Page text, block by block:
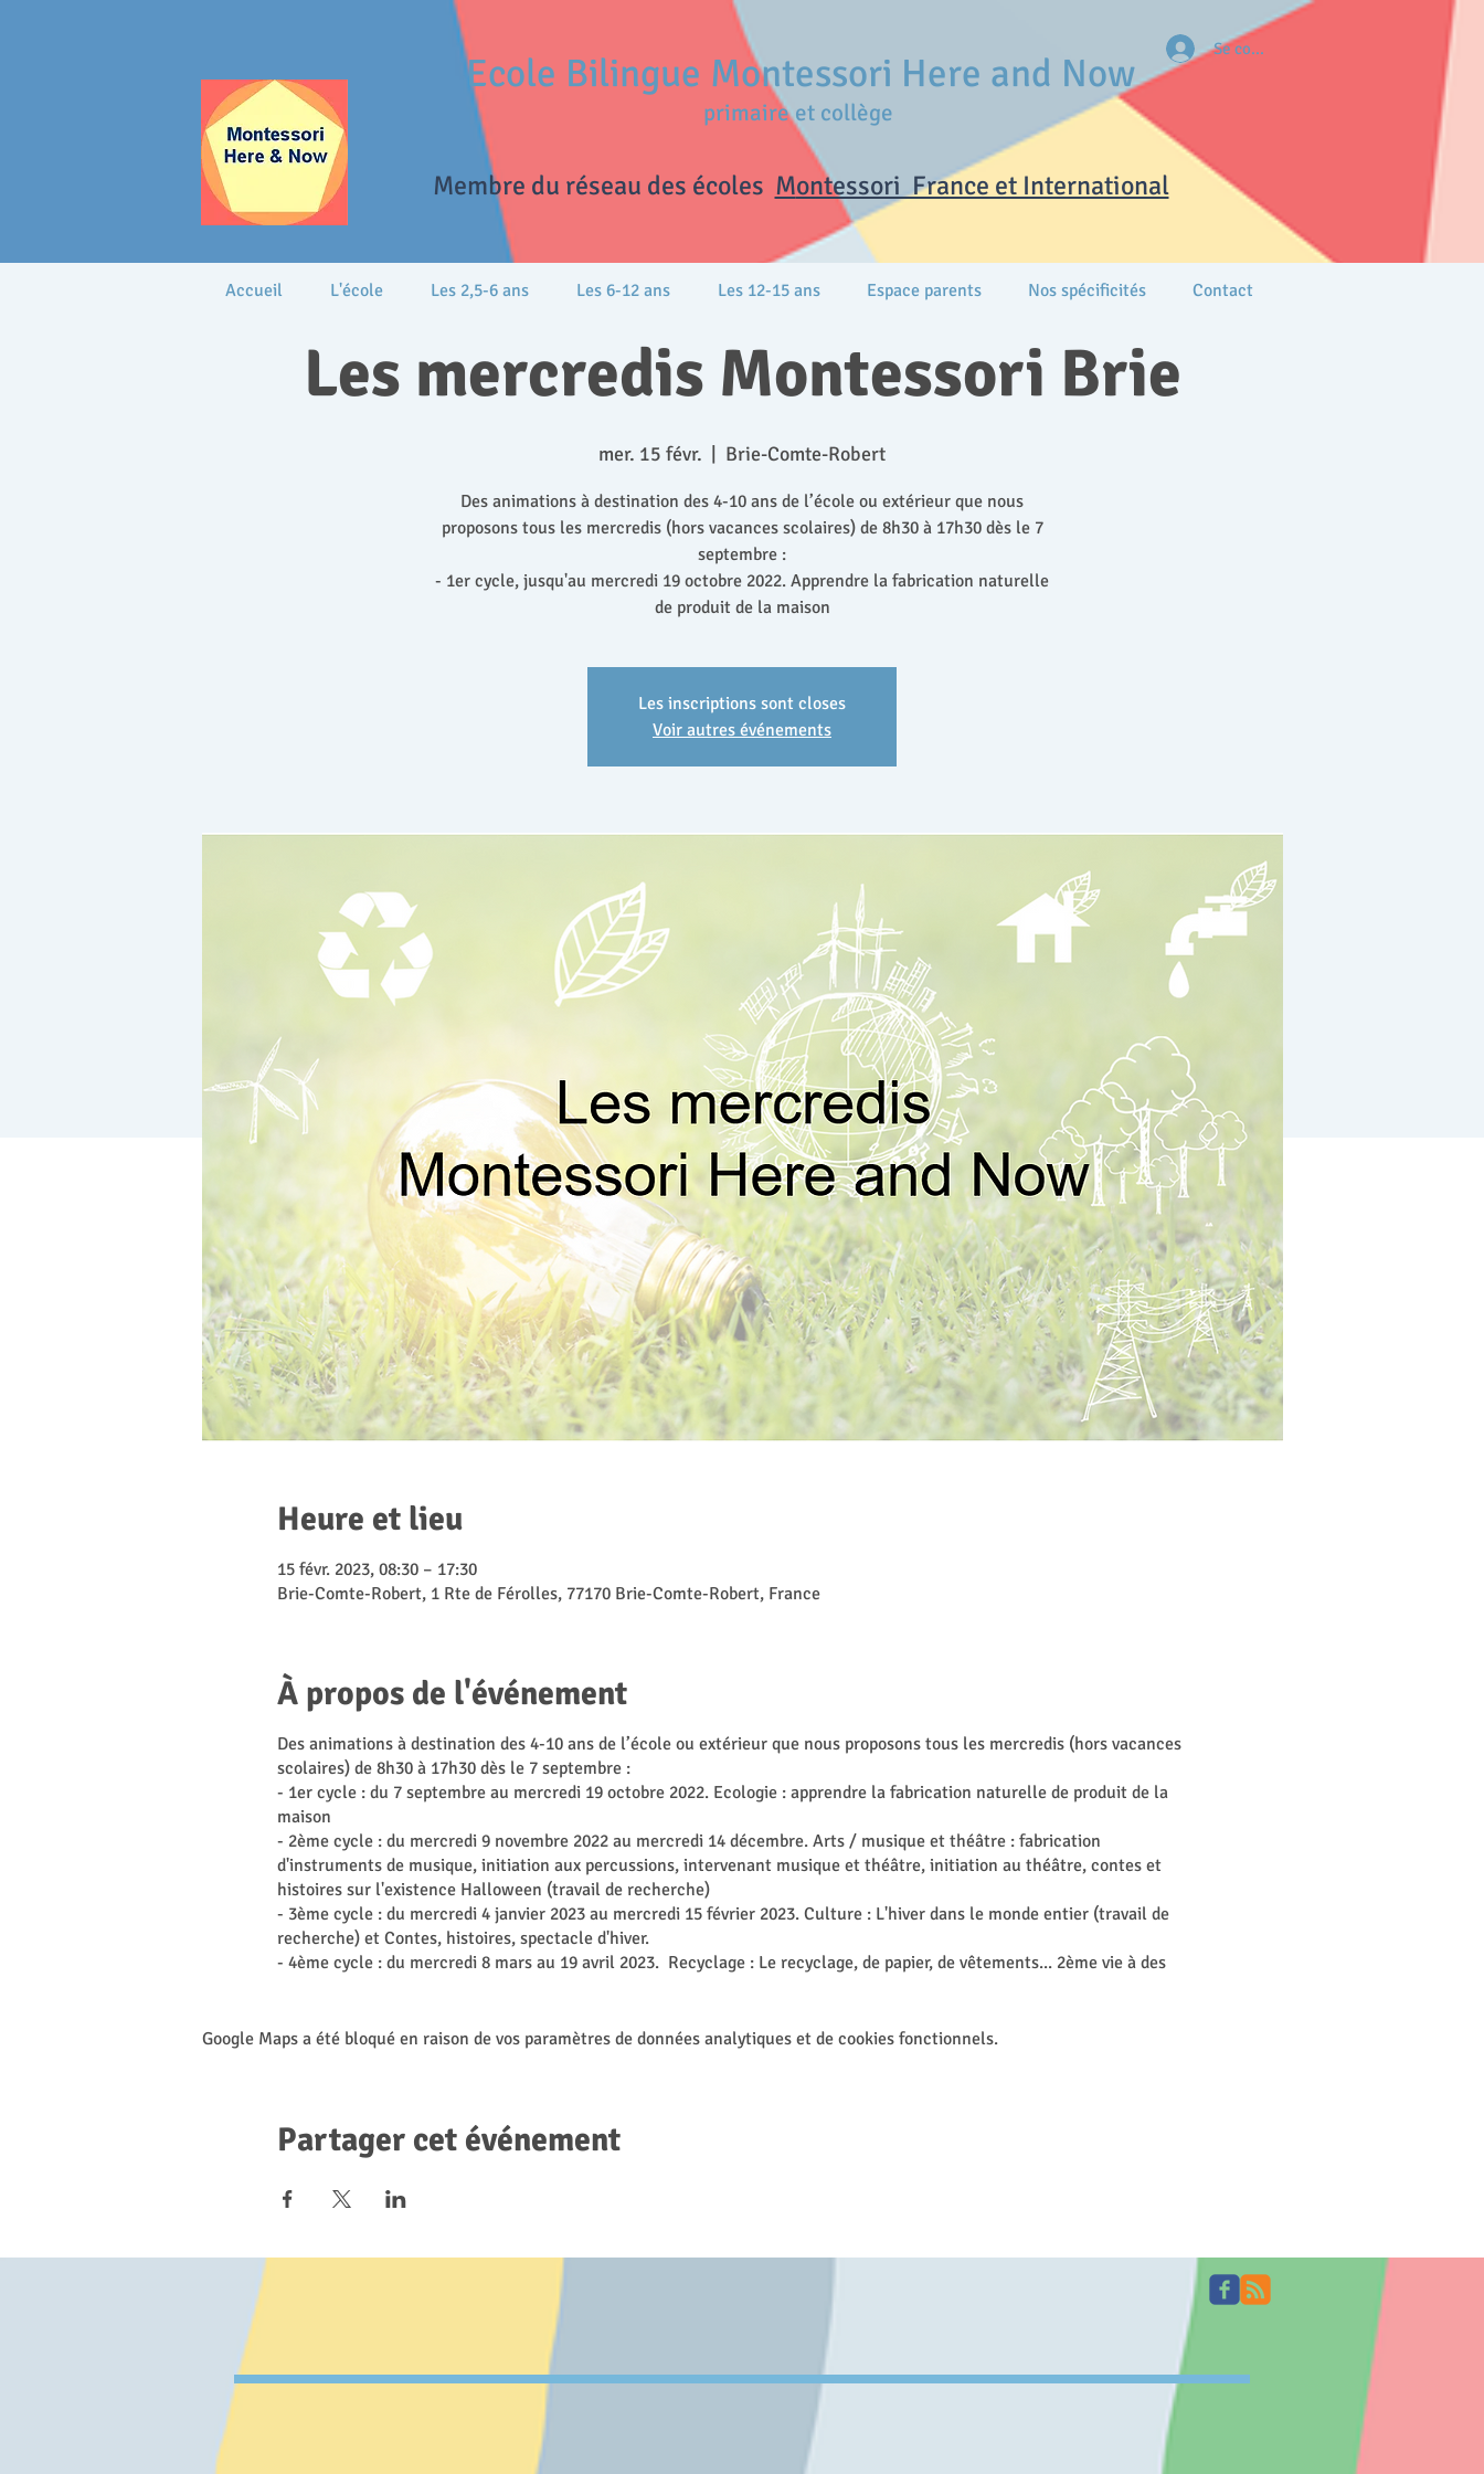
Se connecter
Ecole Bilingue Montessori Here and Now
primaire et collège
Membre du réseau des écoles Montessori France et International
Les mercredis Montessori Brie
mer. 15 févr. Brie-Comte-Robert
Des animations à destination des 4-10 ans de l’école ou extérieur que nous
proposons tous les mercredis (hors vacances scolaires) de 8h30 à 17h30 dès le 7
septembre :
- 1er cycle, jusqu'au mercredi 19 octobre 2022. Apprendre la fabrication naturelle
de produit de la maison
Les inscriptions sont closes
Voir autres événements
Heure et lieu
15 févr. 2023, 08:30 – 17:30
Brie-Comte-Robert, 1 Rte de Férolles, 77170 Brie-Comte-Robert, France
À propos de l'événement
Des animations à destination des 4-10 ans de l’école ou extérieur que nous proposons tous les mercredis (hors vacances
scolaires) de 8h30 à 17h30 dès le 7 septembre :
- 1er cycle : du 7 septembre au mercredi 19 octobre 2022. Ecologie : apprendre la fabrication naturelle de produit de la
maison
- 2ème cycle : du mercredi 9 novembre 2022 au mercredi 14 décembre. Arts / musique et théâtre : fabrication
d'instruments de musique, initiation aux percussions, intervenant musique et théâtre, initiation au théâtre, contes et
histoires sur l'existence Halloween (travail de recherche)
- 3ème cycle : du mercredi 4 janvier 2023 au mercredi 15 février 2023. Culture : L'hiver dans le monde entier (travail de
recherche) et Contes, histoires, spectacle d'hiver.
- 4ème cycle : du mercredi 8 mars au 19 avril 2023. Recyclage : Le recyclage, de papier, de vêtements... 2ème vie à des
d'irrigation, visite d'une permaculture, d'une ferme
Google Maps a été bloqué en raison de vos paramètres de données analytiques et de cookies fonctionnels.
Partager cet événement
Accueil L'école Les 2,5-6 ans Les 6-12 ans Les 12-15 ans Espace parents Nos spécificités Contact